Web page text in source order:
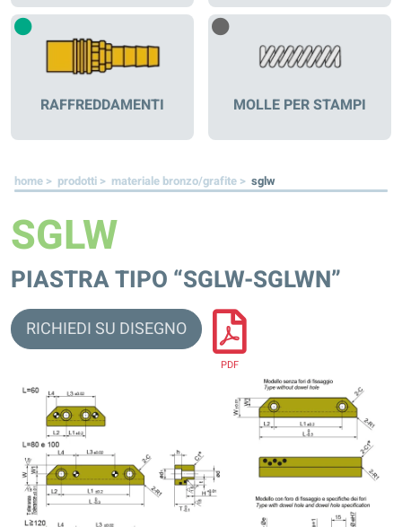
RAFFREDDAMENTI MOLLE PER STAMPI
home > prodotti > materiale bronzo/grafite > sglw
SGLW
PIASTRA TIPO “SGLW-SGLWN”
RICHIEDI SU DISEGNO
PDF